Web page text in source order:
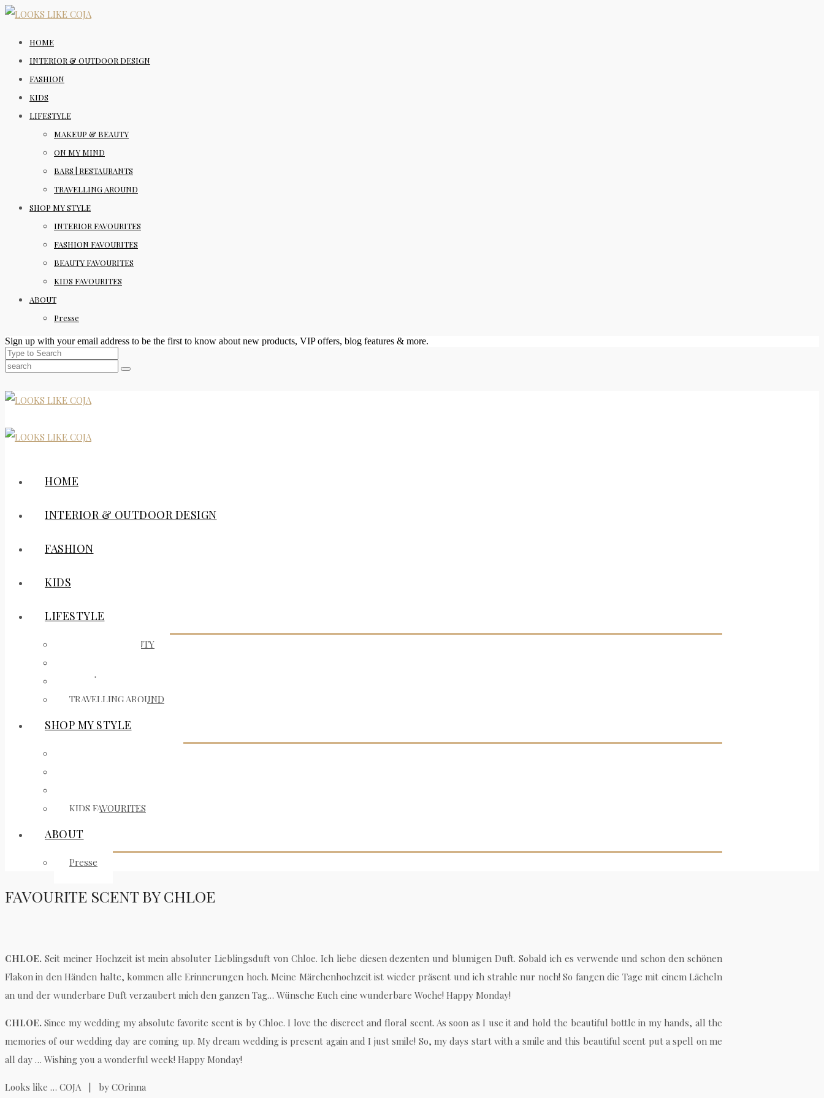
HOME
INTERIOR & OUTDOOR DESIGN
FASHION
KIDS
LIFESTYLE
MAKEUP & BEAUTY
ON MY MIND
BARS | RESTAURANTS
TRAVELLING AROUND
SHOP MY STYLE
INTERIOR FAVOURITES
FASHION FAVOURITES
BEAUTY FAVOURITES
KIDS FAVOURITES
ABOUT
Presse
Sign up with your email address to be the first to know about new products, VIP offers, blog features & more.
HOME
INTERIOR & OUTDOOR DESIGN
FASHION
KIDS
LIFESTYLE
MAKEUP & BEAUTY
BARS | RESTAURANTS
TRAVELLING AROUND
SHOP MY STYLE
KIDS FAVOURITES
ABOUT
Presse
FAVOURITE SCENT BY CHLOE
CHLOE. Seit meiner Hochzeit ist mein absoluter Lieblingsduft von Chloe. Ich liebe diesen dezenten und blumigen Duft. Sobald ich es verwende und schon den schönen
Flakon in den Händen halte, kommen alle Erinnerungen hoch. Meine Märchenhochzeit ist wieder präsent und ich strahle nur noch! So fangen die Tage mit einem Lächeln
an und der wunderbare Duft verzaubert mich den ganzen Tag… Wünsche Euch eine wunderbare Woche! Happy Monday!
CHLOE. Since my wedding my absolute favorite scent is by Chloe. I love the discreet and floral scent. As soon as I use it and hold the beautiful bottle in my hands, all the
memories of our wedding day are coming up. My dream wedding is present again and I just smile! So, my days start with a smile and this beautiful scent put a spell on me
all day … Wishing you a wonderful week! Happy Monday!
Looks like … COJA | by COrinna